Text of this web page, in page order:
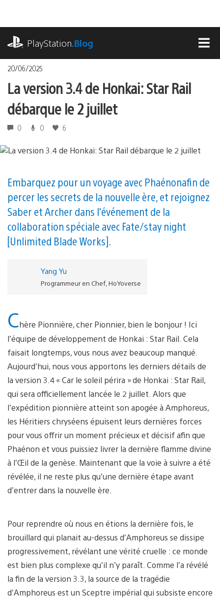
contenu
PlayStation.Blog
20/06/2025
La version 3.4 de Honkai: Star Rail
débarque le 2 juillet
0 0 6
Embarquez pour un voyage avec Phaénon afin de
percer les secrets de la nouvelle ère, et rejoignez
Saber et Archer dans l'événement de la
collaboration spéciale avec Fate/stay night
[Unlimited Blade Works].
Yang Yu
Programmeur en Chef, HoYoverse
Chère Pionnière, cher Pionnier, bien le bonjour ! Ici
l’équipe de développement de Honkai : Star Rail. Cela
faisait longtemps, vous nous avez beaucoup manqué.
Aujourd’hui, nous vous apportons les derniers détails de
la version 3.4 « Car le soleil périra » de Honkai : Star Rail,
qui sera officiellement lancée le 2 juillet. Alors que
l’expédition pionnière atteint son apogée à Amphoreus,
les Héritiers chryséens épuisent leurs dernières forces
pour vous offrir un moment précieux et décisif afin que
Phaénon et vous puissiez livrer la dernière flamme divine
à l’Œil de la genèse. Maintenant que la voie à suivre a été
révélée, il ne reste plus qu’une dernière étape avant
d’entrer dans la nouvelle ère.
Pour reprendre où nous en étions la dernière fois, le
brouillard qui planait au-dessus d’Amphoreus se dissipe
progressivement, révélant une vérité cruelle : ce monde
est bien plus complexe qu’il n’y paraît. Comme l’a révélé
la fin de la version 3.3, la source de la tragédie
d’Amphoreus est un Sceptre impérial qui subsiste encore